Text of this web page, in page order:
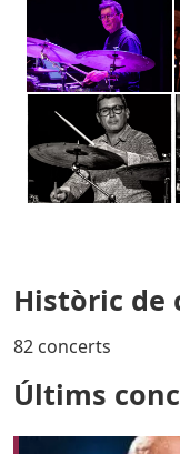
Històric de
82 concerts
Últims